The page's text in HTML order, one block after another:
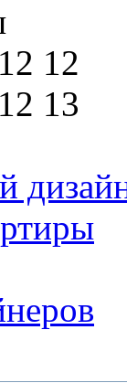
12
13